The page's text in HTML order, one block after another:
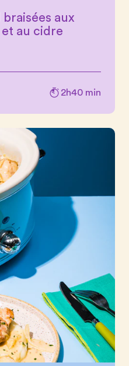
aux
au cidre
2h40 min